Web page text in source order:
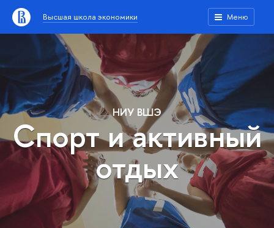
Высшая школа экономики Меню
НИУ ВШЭ
Спорт и активный
отдых